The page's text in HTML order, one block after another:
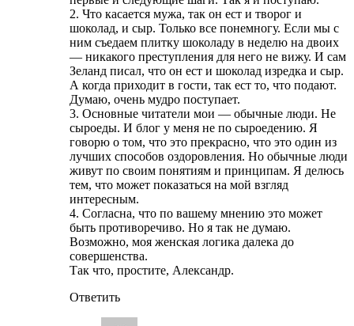
2. Что касается мужа, так он ест и творог и
шоколад, и сыр. Только все понемногу. Если мы с
ним съедаем плитку шоколаду в неделю на двоих
— никакого преступления для него не вижу. И сам
Зеланд писал, что он ест и шоколад изредка и сыр.
А когда приходит в гости, так ест то, что подают.
Думаю, очень мудро поступает.
3. Основные читатели мои — обычные люди. Не
сыроеды. И блог у меня не по сыроедению. Я
говорю о том, что это прекрасно, что это один из
лучших способов оздоровления. Но обычные люди
живут по своим понятиям и принципам. Я делюсь
тем, что может показаться на мой взгляд
интересным.
4. Согласна, что по вашему мнению это может
быть противоречиво. Но я так не думаю.
Возможно, моя женская логика далека до
совершенства.
Так что, простите, Александр.
Ответить